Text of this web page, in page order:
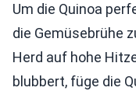
Um die Quinoa
die Gemüsebrühe
Herd auf hohe
blubbert, füge die